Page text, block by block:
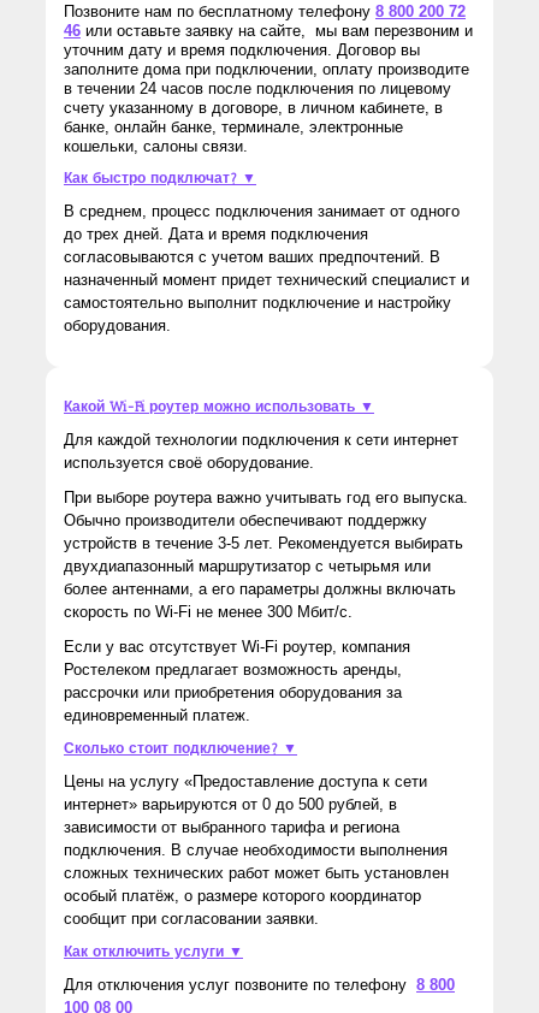
Позвоните нам по бесплатному телефону 8 800 200 72
46 или оставьте заявку на сайте, мы вам перезвоним и
уточним дату и время подключения. Договор вы
заполните дома при подключении, оплату производите
в течении 24 часов после подключения по лицевому
счету указанному в договоре, в личном кабинете, в
банке, онлайн банке, терминале, электронные
кошельки, салоны связи.
Как быстро подключат? ▼
В среднем, процесс подключения занимает от одного
до трех дней. Дата и время подключения
согласовываются с учетом ваших предпочтений. В
назначенный момент придет технический специалист и
самостоятельно выполнит подключение и настройку
оборудования.
Какой Wi-Fi роутер можно использовать ▼
Для каждой технологии подключения к сети интернет
используется своё оборудование.
При выборе роутера важно учитывать год его выпуска.
Обычно производители обеспечивают поддержку
устройств в течение 3-5 лет. Рекомендуется выбирать
двухдиапазонный маршрутизатор с четырьмя или
более антеннами, а его параметры должны включать
скорость по Wi-Fi не менее 300 Мбит/с.
Если у вас отсутствует Wi-Fi роутер, компания
Ростелеком предлагает возможность аренды,
рассрочки или приобретения оборудования за
единовременный платеж.
Сколько стоит подключение? ▼
Цены на услугу «Предоставление доступа к сети
интернет» варьируются от 0 до 500 рублей, в
зависимости от выбранного тарифа и региона
подключения. В случае необходимости выполнения
сложных технических работ может быть установлен
особый платёж, о размере которого координатор
сообщит при согласовании заявки.
Как отключить услуги ▼
Для отключения услуг позвоните по телефону 8 800
100 08 00